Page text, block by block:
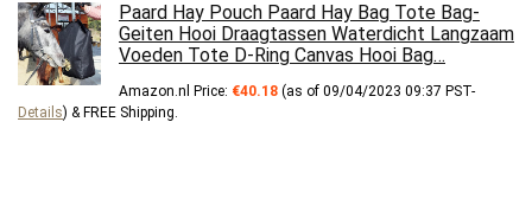
Paard Hay Pouch Paard Hay Bag Tote Bag-
Geiten Hooi Draagtassen Waterdicht Langzaam
Voeden Tote D-Ring Canvas Hooi Bag…
Amazon.nl Price: €40.18 (as of 09/04/2023 09:37 PST-
Details) & FREE Shipping.